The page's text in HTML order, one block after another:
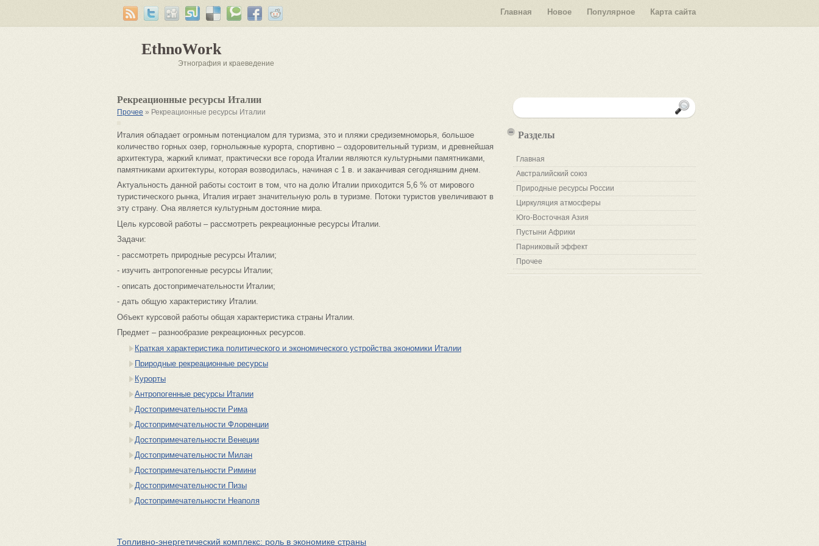
EthnoWork
Этнография и краеведение
Главная Новое Популярное Карта сайта
Рекреационные ресурсы Италии
Прочее » Рекреационные ресурсы Италии
Италия обладает огромным потенциалом для туризма, это и пляжи средиземноморья, большое
количество горных озер, горнолыжные курорта, спортивно – оздоровительный туризм, и древнейшая
архитектура, жаркий климат, практически все города Италии являются культурными памятниками,
памятниками архитектуры, которая возводилась, начиная с 1 в. и заканчивая сегодняшним днем.
Актуальность данной работы состоит в том, что на долю Италии приходится 5,6 % от мирового
туристического рынка, Италия играет значительную роль в туризме. Потоки туристов увеличивают в
эту страну. Она является культурным достояние мира.
Цель курсовой работы – рассмотреть рекреационные ресурсы Италии.
Задачи:
- рассмотреть природные ресурсы Италии;
- изучить антропогенные ресурсы Италии;
- описать достопримечательности Италии;
- дать общую характеристику Италии.
Объект курсовой работы общая характеристика страны Италии.
Предмет – разнообразие рекреационных ресурсов.
Краткая характеристика политического и экономического устройства экономики Италии
Природные рекреационные ресурсы
Курорты
Антропогенные ресурсы Италии
Достопримечательности Рима
Достопримечательности Флоренции
Достопримечательности Венеции
Достопримечательности Милан
Достопримечательности Римини
Достопримечательности Пизы
Достопримечательности Неаполя
Топливно-энергетический комплекс: роль в экономике страны
Разделы
Главная
Австралийский союз
Природные ресурсы России
Циркуляция атмосферы
Юго-Восточная Азия
Пустыни Африки
Парниковый эффект
Прочее